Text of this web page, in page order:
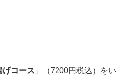
げコース 」（7200円税込）を